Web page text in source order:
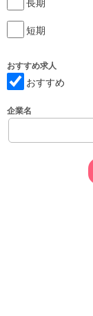
長期
短期
おすすめ求人
おすすめ
企業名